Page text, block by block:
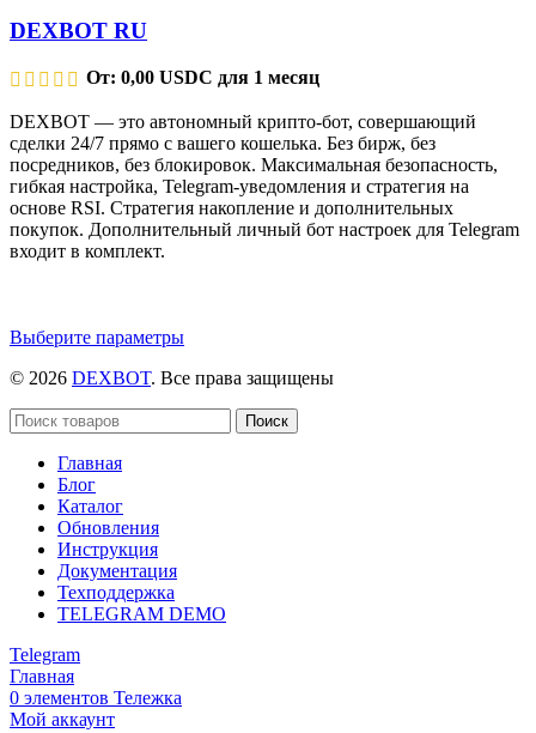
DEXBOT RU
От: 0,00 USDC для 1 месяц
DEXBOT — это автономный крипто-бот, совершающий
сделки 24/7 прямо с вашего кошелька. Без бирж, без
посредников, без блокировок. Максимальная безопасность,
гибкая настройка, Telegram-уведомления и стратегия на
основе RSI. Стратегия накопление и дополнительных
покупок. Дополнительный личный бот настроек для Telegram
входит в комплект.
Выберите параметрыЭтот
имеет
вариаций.
© 2026 DEXBOT. Все права защищены
Поиск
Главная
Блог
Каталог
Обновления
Инструкция
Документация
Техподдержка
TELEGRAM DEMO
Telegram
Главная
0 элементов Тележка
Мой аккаунт